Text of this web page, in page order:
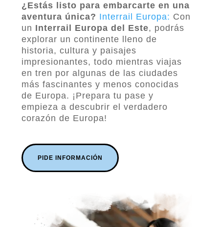
¿Estás listo para embarcarte en una
aventura única? Interrail Europa: Con
un Interrail Europa del Este, podrás
explorar un continente lleno de
historia, cultura y paisajes
impresionantes, todo mientras viajas
en tren por algunas de las ciudades
más fascinantes y menos conocidas
de Europa. ¡Prepara tu pase y
empieza a descubrir el verdadero
corazón de Europa!
PIDE INFORMACIÓN